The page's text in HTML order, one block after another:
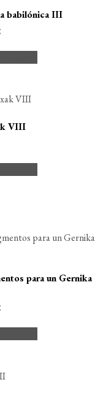
babilónica III
VIII
para un Gernika